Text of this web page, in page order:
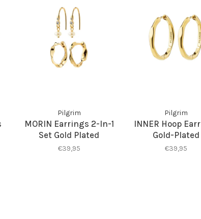
Pilgrim
MORIN Earrings 2-In-1
Set Gold Plated
€39,95
Pilgrim
INNER Hoop
Gold-Plated
€39,95